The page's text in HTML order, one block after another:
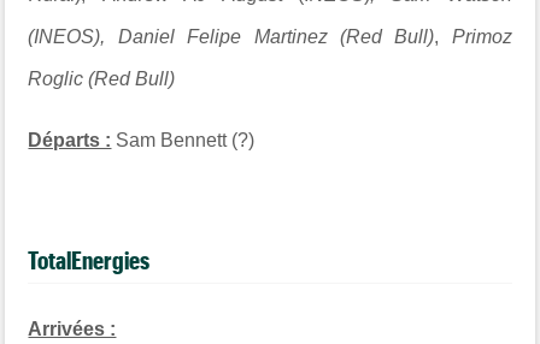
(INEOS), Daniel Felipe Martinez (Red Bull), Primoz
Roglic (Red Bull)
Départs : Sam Bennett (?)
TotalEnergies
Arrivées :